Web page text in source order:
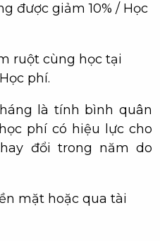
được giảm 10% / Học
ruột cùng học tại
phí.
là tính bình quân
phí có hiệu lực cho
đổi trong năm do
mặt hoặc qua tài